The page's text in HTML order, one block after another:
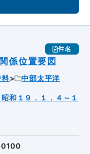
件名
係位置要図
料
中部太平洋
和１９．１．４～１